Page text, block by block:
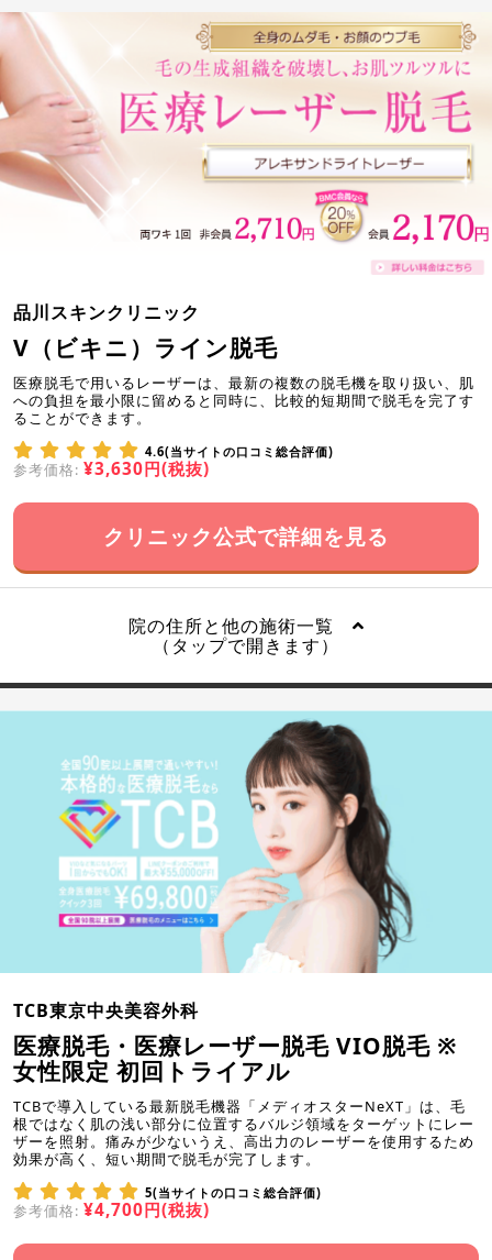
品川スキンクリニック
V（ビキニ）ライン脱毛
医療脱毛で用いるレーザーは、最新の複数の脱毛機を取り扱い、肌
への負担を最小限に留めると同時に、比較的短期間で脱毛を完了す
ることができます。
4.6(当サイトの口コミ総合評価)
参考価格: ¥3,630円(税抜)
クリニック公式で詳細を見る
院の住所と他の施術一覧
（タップで開きます）
TCB東京中央美容外科
医療脱毛・医療レーザー脱毛 VIO脱毛 ※
女性限定 初回トライアル
TCBで導入している最新脱毛機器「メディオスターNeXT」は、毛
根ではなく肌の浅い部分に位置するバルジ領域をターゲットにレー
ザーを照射。痛みが少ないうえ、高出力のレーザーを使用するため
効果が高く、短い期間で脱毛が完了します。
5(当サイトの口コミ総合評価)
参考価格: ¥4,700円(税抜)